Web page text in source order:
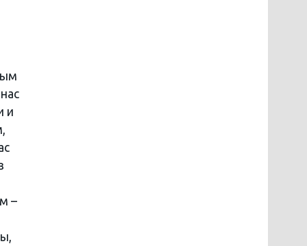
и
–